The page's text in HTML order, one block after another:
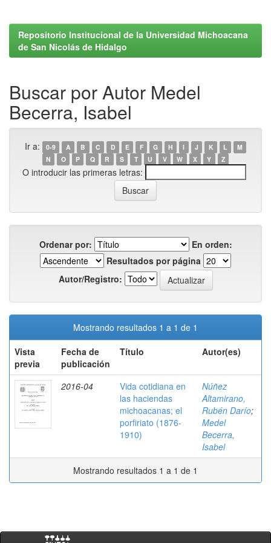
Repositorio Institucional de la Universidad Michoacana
de San Nicolás de Hidalgo
Buscar por Autor Medel
Becerra, Isabel
Ir a: 0-9 A B C D E F G H I J K L
M
N
O P Q R S T U V W X Y Z
O introducir las primeras letras:
Ordenar por:
En orden:
Resultados por página
Autor/Registro:
Mostrando resultados 1 a 1 de 1
Vista
previa
Fecha de
publicación
Título Autor(es)
2016-04
Vida cotidiana en
las haciendas
michoacanas; el
porfiriato (1876-
1910)
Núñez
Altamirano,
Rubén Darío;
Medel
Becerra,
Isabel
Mostrando resultados 1 a 1 de 1